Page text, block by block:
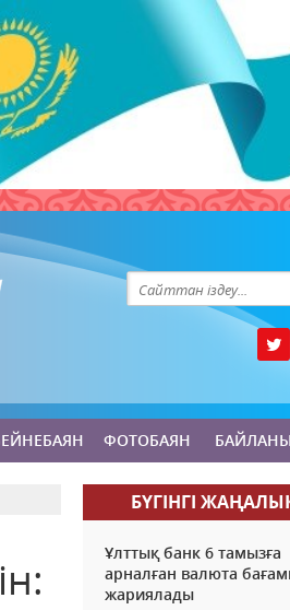
ФОТОБАЯН
БҮГІНГI
Ұлттық банк 6 тамызға
арналған валюта
жариялады